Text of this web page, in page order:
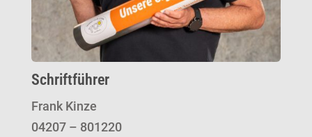
Schriftführer
Frank Kinze
04207 – 801220